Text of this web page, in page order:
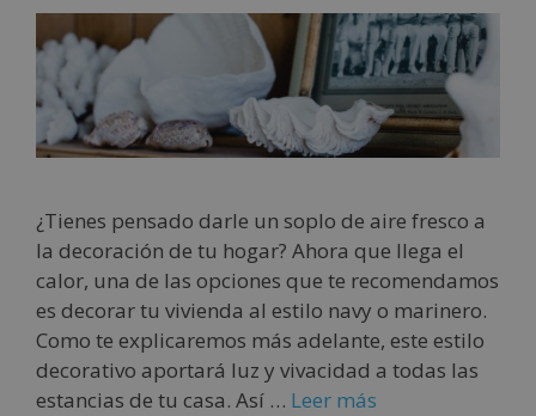
¿Tienes pensado darle un soplo de aire fresco a
la decoración de tu hogar? Ahora que llega el
calor, una de las opciones que te recomendamos
es decorar tu vivienda al estilo navy o marinero.
Como te explicaremos más adelante, este estilo
decorativo aportará luz y vivacidad a todas las
estancias de tu casa. Así … Leer más